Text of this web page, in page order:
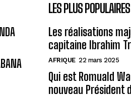
LES PLUS POPULAIRES
Les réalisations
capitaine Ibrahim
AFRIQUE 22 mars 2025
Qui est Romuald
nouveau Président